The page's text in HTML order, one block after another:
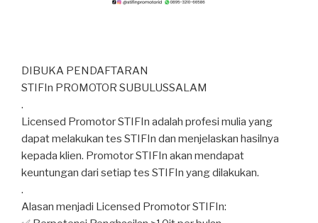
DIBUKA PENDAFTARAN
STIFIn PROMOTOR SUBULUSSALAM
.
Licensed Promotor STIFIn adalah profesi mulia yang
dapat melakukan tes STIFIn dan menjelaskan hasilnya
kepada klien. Promotor STIFIn akan mendapat
keuntungan dari setiap tes STIFIn yang dilakukan.
.
Alasan menjadi Licensed Promotor STIFIn: